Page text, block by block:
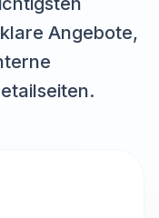
Angebote,